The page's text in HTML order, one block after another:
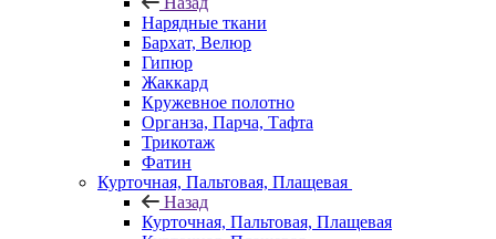
Нарядные ткани
Бархат, Велюр
Гипюр
Жаккард
Кружевное полотно
Органза, Парча, Тафта
Трикотаж
Фатин
Курточная, Пальтовая, Плащевая
Назад
Курточная, Пальтовая, Плащевая